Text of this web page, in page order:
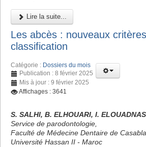
Lire la suite...
Les abcès : nouveaux
classification
Catégorie : Dossiers du mois
Publication : 8 février 2025
Mis à jour : 9 février 2025
Affichages : 3641
S. SALHI, B. ELHOUARI, I.
Service de parodontologie,
Faculté de Médecine Dentaire de
Université Hassan II - Maroc